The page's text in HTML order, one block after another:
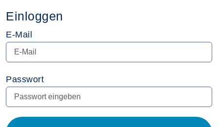
Einloggen
E-Mail
Passwort